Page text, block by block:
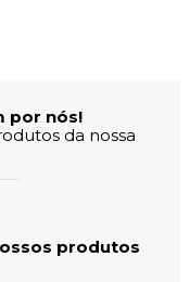
por nós!
da nossa
produtos